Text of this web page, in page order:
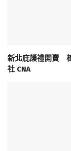
新北庇護禮開賣
社 CNA